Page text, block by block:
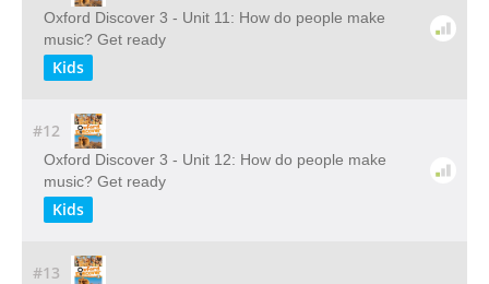
Oxford Discover 3 - Unit 11: How do people make
music? Get ready
Kids
#12
Oxford Discover 3 - Unit 12: How do people make
music? Get ready
Kids
#13